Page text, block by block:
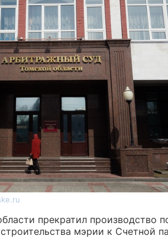
прекратил производство
мэрии к Счетной